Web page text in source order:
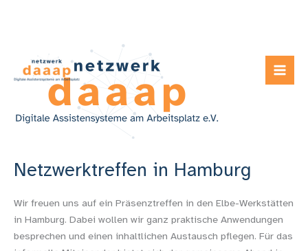
springen
Netzwerktreffen in Hamburg
Wir freuen uns auf ein Präsenztreffen in den Elbe-Werkstätten
in Hamburg. Dabei wollen wir ganz praktische Anwendungen
besprechen und einen inhaltlichen Austausch pflegen. Für das
Hamburg